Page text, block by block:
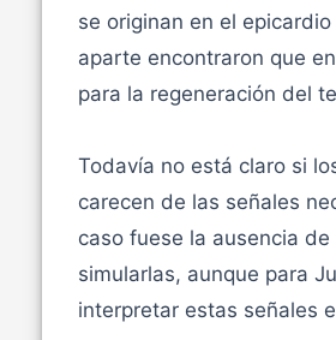
se originan en el
aparte encontraron que
para la regeneración del
Todavía no está claro si
carecen de las señales
caso fuese la ausencia
simularlas, aunque para
interpretar estas señales